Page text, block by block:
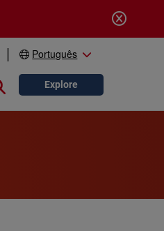
Português
Close search
Explore